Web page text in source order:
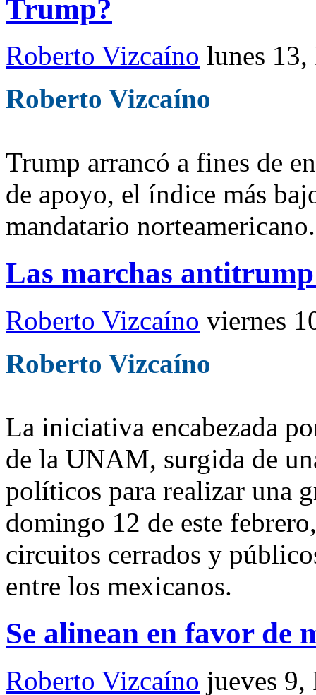
Trump?
Roberto Vizcaíno lunes 13,
Roberto Vizcaíno
Trump arrancó a fines de
de apoyo, el índice más
mandatario norteamericano.
Las marchas
Roberto Vizcaíno viernes
Roberto Vizcaíno
La iniciativa encabezada
de la UNAM, surgida de
políticos para realizar una
domingo 12 de este
circuitos cerrados y
entre los mexicanos.
Se alinean en favor de
Roberto Vizcaíno jueves 9,